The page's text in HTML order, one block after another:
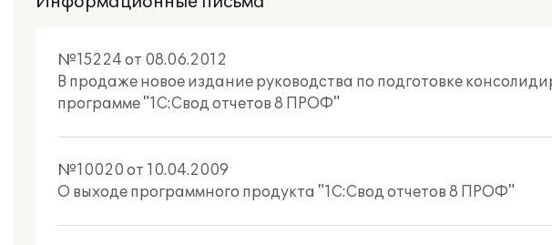
№15224 от 08.06.2012
В продаже новое издание руководства по подготовке
программе "1С:Свод отчетов 8 ПРОФ"
№10020 от 10.04.2009
О выходе программного продукта "1С:Свод отчетов 8 ПРОФ"